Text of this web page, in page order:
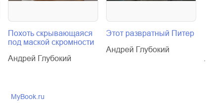
Похоть скрывающаяся
под маской скромности
Андрей Глубокий
Этот развратный Питер
Андрей Глубокий
MyBook.ru